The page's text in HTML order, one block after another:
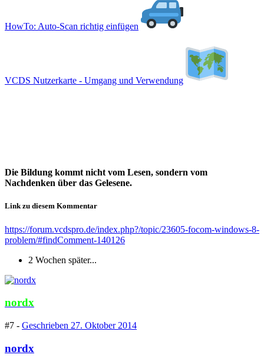
HowTo: Auto-Scan richtig einfügen
VCDS Nutzerkarte - Umgang und Verwendung
Die Bildung kommt nicht vom Lesen, sondern vom
Nachdenken über das Gelesene.
Link zu diesem Kommentar
https://forum.vcdspro.de/index.php?/topic/23605-focom-windows-8-
problem/#findComment-140126
2 Wochen später...
nordx
#7 - Geschrieben 27. Oktober 2014
nordx